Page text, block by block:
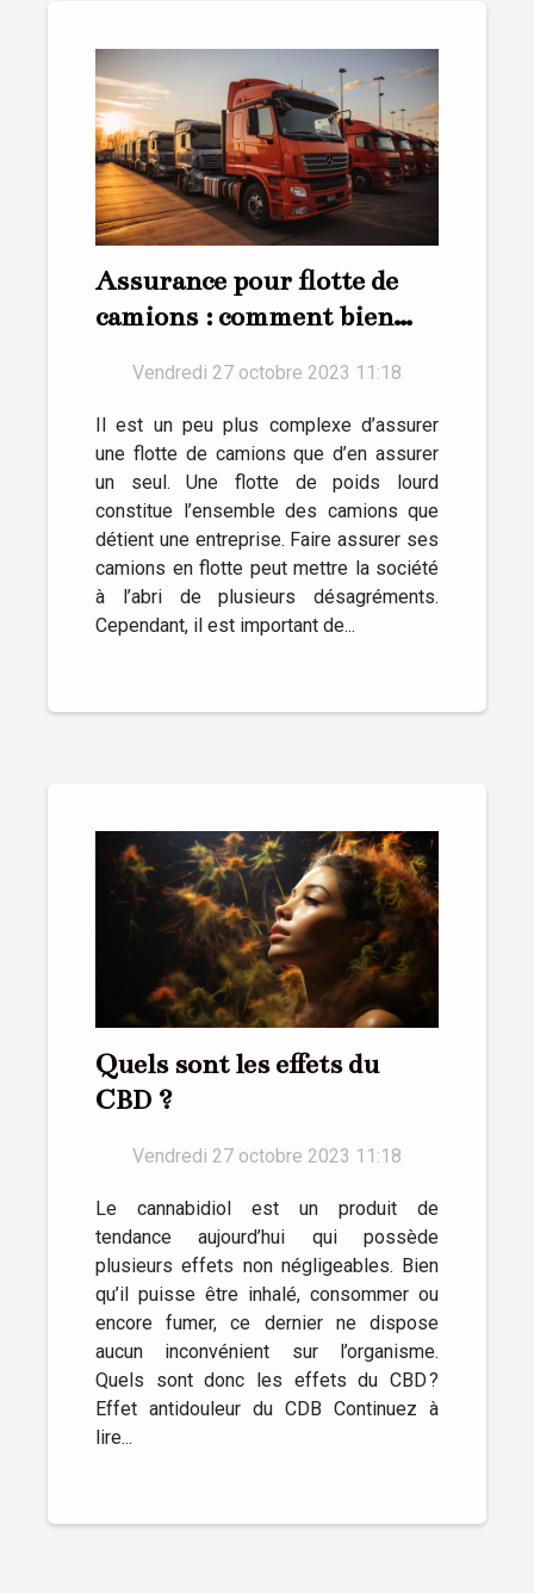
Assurance pour flotte de
camions : comment bien
Vendredi 27 octobre 2023 11:18
Il est un peu plus complexe d’assurer
une flotte de camions que d’en assurer
un seul. Une flotte de poids lourd
constitue l’ensemble des camions que
détient une entreprise. Faire assurer ses
camions en flotte peut mettre la société
à l’abri de plusieurs désagréments.
Cependant, il est important de...
Quels sont les effets du
CBD ?
Vendredi 27 octobre 2023 11:18
Le cannabidiol est un produit de
tendance aujourd’hui qui possède
plusieurs effets non négligeables. Bien
qu’il puisse être inhalé, consommer ou
encore fumer, ce dernier ne dispose
aucun inconvénient sur l’organisme.
Quels sont donc les effets du CBD ?
Effet antidouleur du CDB Continuez à
lire...